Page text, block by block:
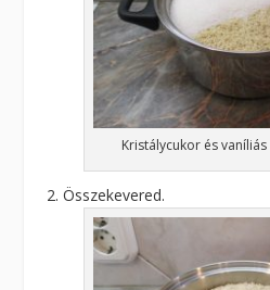
Kristálycukor és
Összekevered.